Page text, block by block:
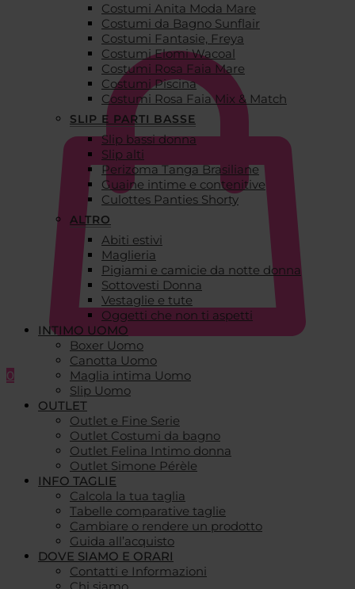
0
Costumi Anita Moda Mare
Costumi da Bagno Sunflair
Costumi Fantasie, Freya
Costumi Elomi Wacoal
Costumi Rosa Faia Mare
Costumi Piscina
Costumi Rosa Faia Mix & Match
SLIP E PARTI BASSE
Slip bassi donna
Slip alti
Perizoma Tanga Brasiliane
Guaine intime e contenitive
Culottes Panties Shorty
ALTRO
Abiti estivi
Maglieria
Pigiami e camicie da notte donna
Sottovesti Donna
Vestaglie e tute
Oggetti che non ti aspetti
INTIMO UOMO
Boxer Uomo
Canotta Uomo
Maglia intima Uomo
Slip Uomo
OUTLET
Outlet e Fine Serie
Outlet Costumi da bagno
Outlet Felina Intimo donna
Outlet Simone Pérèle
INFO TAGLIE
Calcola la tua taglia
Tabelle comparative taglie
Cambiare o rendere un prodotto
Guida all’acquisto
DOVE SIAMO E ORARI
Contatti e Informazioni